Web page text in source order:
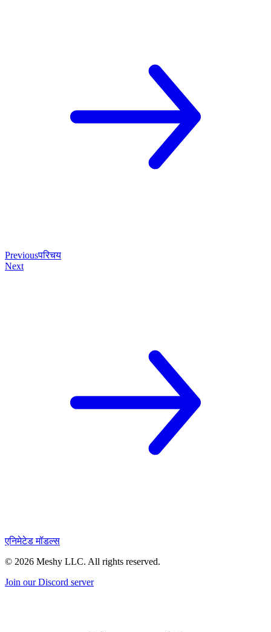
Previousपरिचय
Next
एनिमेटेड मॉडल्स
© 2026 Meshy LLC. All rights reserved.
Join our Discord server